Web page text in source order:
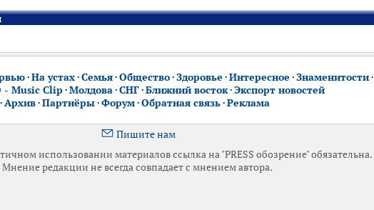
·На устах·Семья·Общество·Здоровье ·Интересное ·Знаменитости·
Music Clip ·Молдова·СНГ·Ближний восток·Экспорт новостей
·Архив·Партнёры·Форум·Обратная связь·Реклама
Пишите нам
использовании материалов ссылка на "PRESS обозрение" обязательна.
Мнение редакции не всегда совпадает с мнением автора.